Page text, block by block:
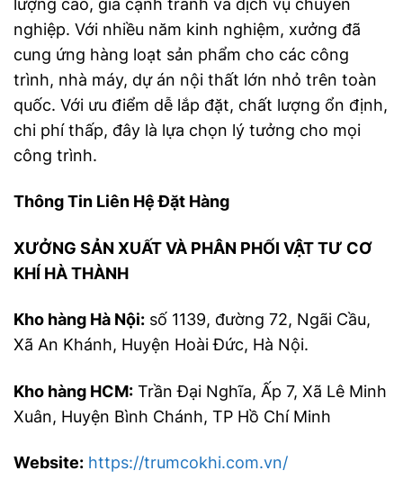
lượng cao, giá cạnh tranh và dịch vụ chuyên
nghiệp. Với nhiều năm kinh nghiệm, xưởng đã
cung ứng hàng loạt sản phẩm cho các công
trình, nhà máy, dự án nội thất lớn nhỏ trên toàn
quốc. Với ưu điểm dễ lắp đặt, chất lượng ổn định,
chi phí thấp, đây là lựa chọn lý tưởng cho mọi
công trình.
Thông Tin Liên Hệ Đặt Hàng
XƯỞNG SẢN XUẤT VÀ PHÂN PHỐI VẬT TƯ CƠ
KHÍ HÀ THÀNH
Kho hàng Hà Nội: số 1139, đường 72, Ngãi Cầu,
Xã An Khánh, Huyện Hoài Đức, Hà Nội.
Kho hàng HCM: Trần Đại Nghĩa, Ấp 7, Xã Lê Minh
Xuân, Huyện Bình Chánh, TP Hồ Chí Minh
Website: https://trumcokhi.com.vn/